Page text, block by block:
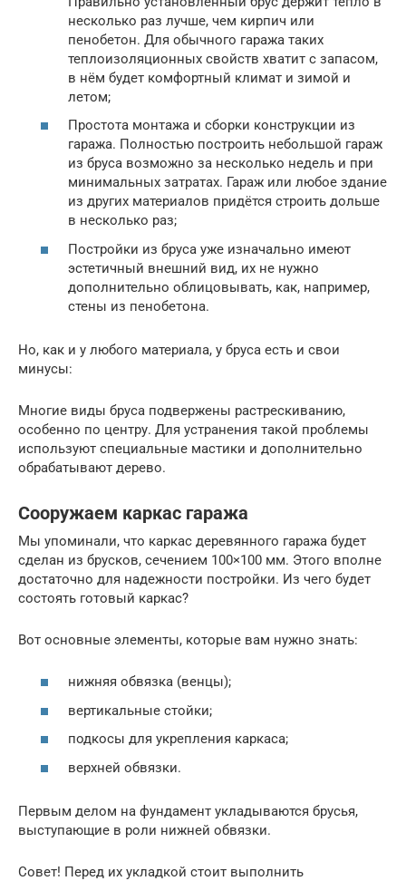
несколько раз лучше, чем кирпич или
пенобетон. Для обычного гаража таких
теплоизоляционных свойств хватит с запасом,
в нём будет комфортный климат и зимой и
летом;
Простота монтажа и сборки конструкции из
гаража. Полностью построить небольшой гараж
из бруса возможно за несколько недель и при
минимальных затратах. Гараж или любое здание
из других материалов придётся строить дольше
в несколько раз;
Постройки из бруса уже изначально имеют
эстетичный внешний вид, их не нужно
дополнительно облицовывать, как, например,
стены из пенобетона.
Но, как и у любого материала, у бруса есть и свои
минусы:
Многие виды бруса подвержены растрескиванию,
особенно по центру. Для устранения такой проблемы
используют специальные мастики и дополнительно
обрабатывают дерево.
Сооружаем каркас гаража
Мы упоминали, что каркас деревянного гаража будет
сделан из брусков, сечением 100×100 мм. Этого вполне
достаточно для надежности постройки. Из чего будет
состоять готовый каркас?
Вот основные элементы, которые вам нужно знать:
нижняя обвязка (венцы);
вертикальные стойки;
подкосы для укрепления каркаса;
верхней обвязки.
Первым делом на фундамент укладываются брусья,
выступающие в роли нижней обвязки.
Совет! Перед их укладкой стоит выполнить